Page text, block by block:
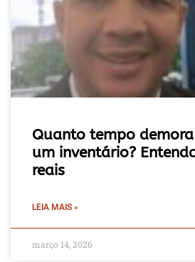
Quanto tempo
um inventário?
reais
LEIA MAIS »
março 14, 2026